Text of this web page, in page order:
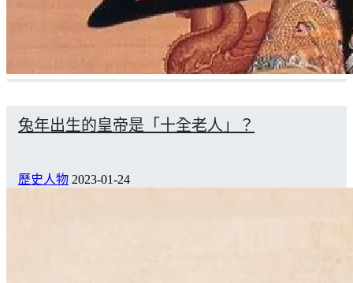
兔年出生的皇帝是「十全老人」？
歷史人物 2023-01-24